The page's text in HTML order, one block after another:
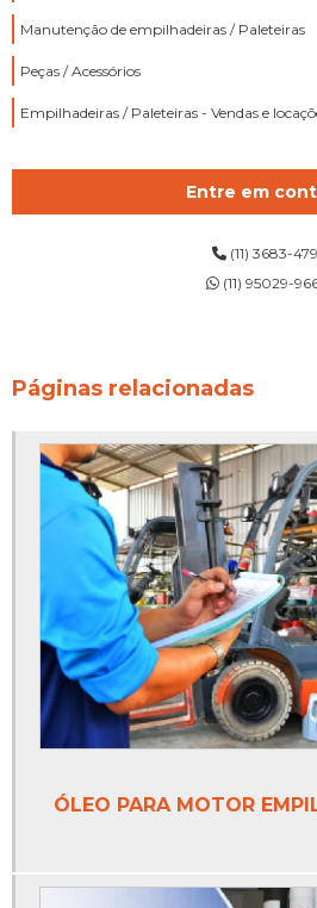
Manutenção de empilhadeiras / Paleteiras
Peças / Acessórios
Empilhadeiras / Paleteiras - Vendas e
Entre em
(11) 3683-
(11) 95029-
Páginas relacionadas
ÓLEO PARA MOTOR